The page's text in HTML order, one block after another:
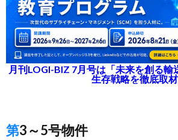
月刊LOGI-BIZ 7月号は「未来を創る輸
生存戦略を徹底取材
第3～5号物件